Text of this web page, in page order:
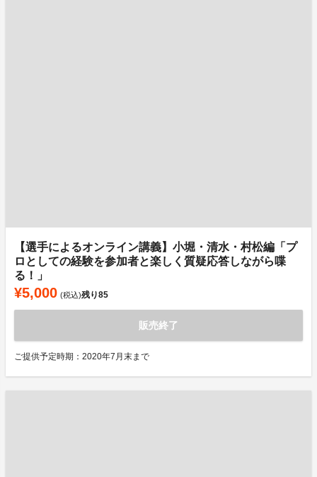
【選手によるオンライン講義】小堀・清水・村松編「プ
ロとしての経験を参加者と楽しく質疑応答しながら喋
る！」
¥5,000 (税込)残り85
販売終了
ご提供予定時期：2020年7月末まで